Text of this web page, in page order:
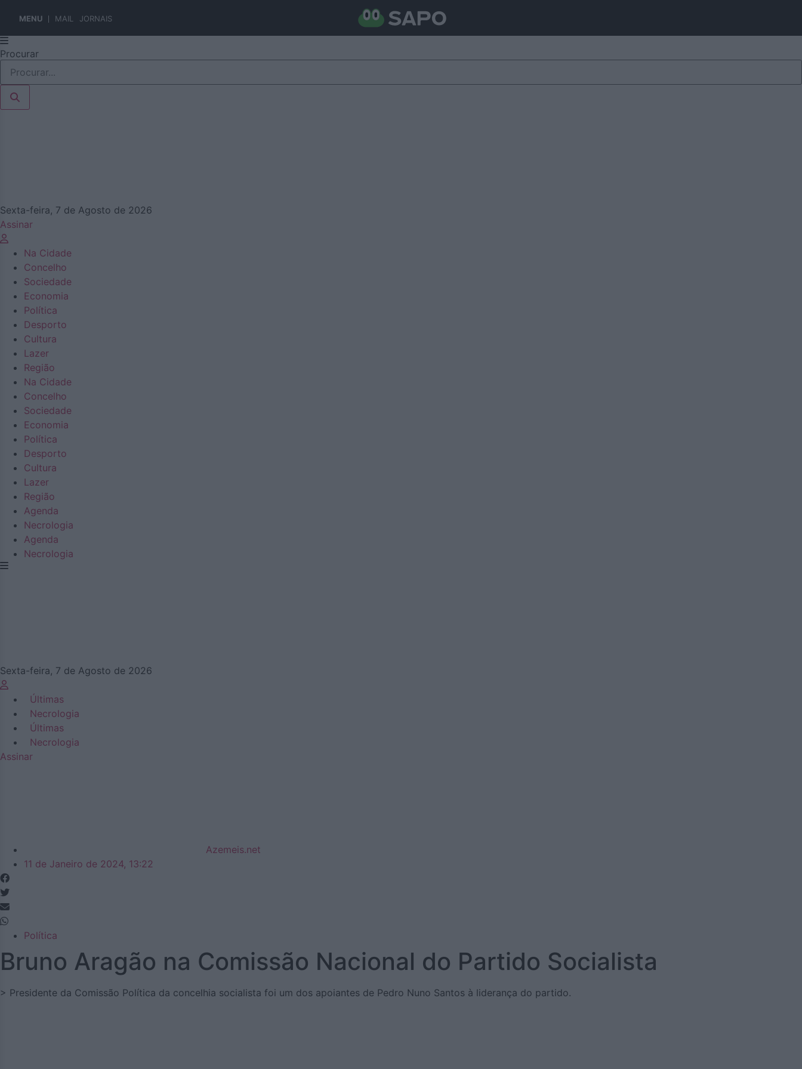
MENU MAIL JORNAIS
Pular
para
conteúdo
Procurar
Sexta-feira, 7 de Agosto de 2026
Assinar
Na Cidade
Concelho
Sociedade
Economia
Política
Desporto
Cultura
Lazer
Região
Na Cidade
Concelho
Sociedade
Economia
Política
Desporto
Cultura
Lazer
Região
Agenda
Necrologia
Agenda
Necrologia
Sexta-feira, 7 de Agosto de 2026
Últimas
Necrologia
Últimas
Necrologia
Assinar
Azemeis.net
11 de Janeiro de 2024, 13:22
Política
Bruno Aragão na Comissão Nacional do Partido Socialista
> Presidente da Comissão Política da concelhia socialista foi um dos apoiantes de Pedro Nuno Santos à liderança do partido.